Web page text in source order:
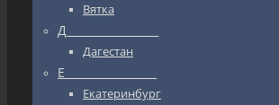
Вятка
Д_________________
Дагестан
Е_________________
Екатеринбург